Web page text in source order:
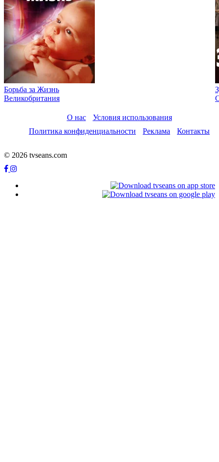
Борьба за Жизнь
Великобритания
О нас
Условия использования
Политика конфиденциальности
Реклама Контакты
© 2026 tvseans.com